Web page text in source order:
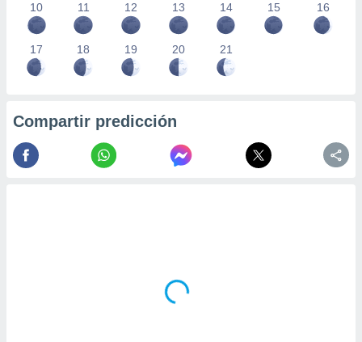
10 11 12 13 14 15 16
17 18 19 20 21
Compartir predicción